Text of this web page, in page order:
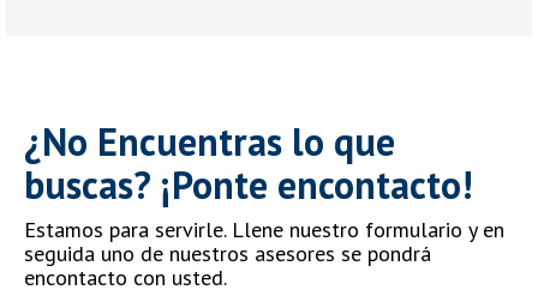
¿No Encuentras lo que
buscas? ¡Ponte encontacto!
Estamos para servirle. Llene nuestro formulario y en
seguida uno de nuestros asesores se pondrá
encontacto con usted.